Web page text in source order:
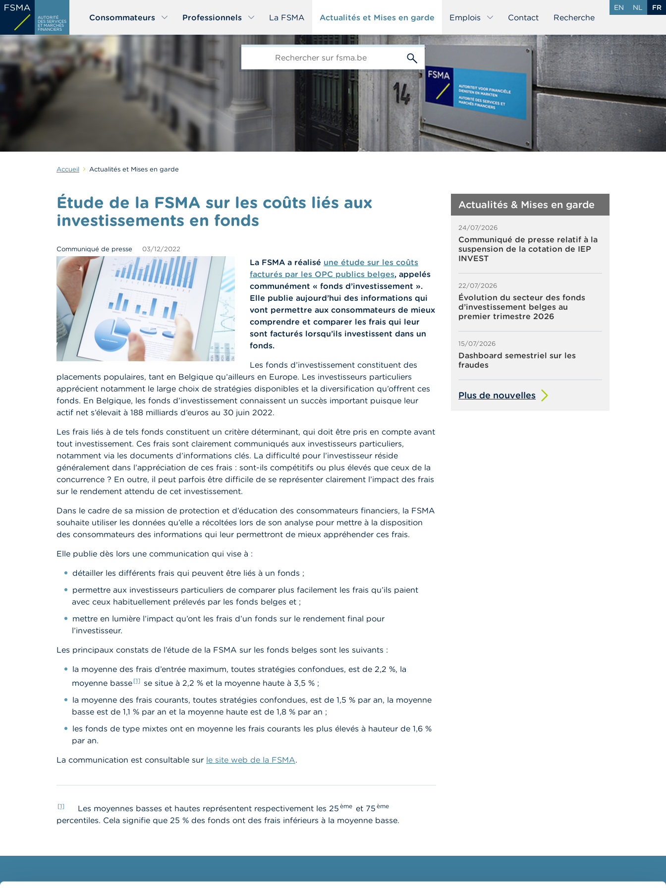
Aller
contenu
principal
AUTORITÉ
DES SERVICES
ET MARCHÉS
FINANCIERS
Consommateurs Professionnels La FSMA Actualités et Mises en garde Emplois Contact Recherche
EN NL FR
Accueil Actualités et Mises en garde
Étude de la FSMA sur les coûts liés aux
investissements en fonds
Communiqué de presse 03/12/2022
La FSMA a réalisé une étude sur les coûts
facturés par les OPC publics belges, appelés
communément « fonds d’investissement ».
Elle publie aujourd’hui des informations qui
vont permettre aux consommateurs de mieux
comprendre et comparer les frais qui leur
sont facturés lorsqu’ils investissent dans un
fonds.
Les fonds d’investissement constituent des
placements populaires, tant en Belgique qu’ailleurs en Europe. Les investisseurs particuliers
apprécient notamment le large choix de stratégies disponibles et la diversification qu’offrent ces
fonds. En Belgique, les fonds d’investissement connaissent un succès important puisque leur
actif net s’élevait à 188 milliards d’euros au 30 juin 2022.
Les frais liés à de tels fonds constituent un critère déterminant, qui doit être pris en compte avant
tout investissement. Ces frais sont clairement communiqués aux investisseurs particuliers,
notamment via les documents d’informations clés. La difficulté pour l’investisseur réside
généralement dans l’appréciation de ces frais : sont-ils compétitifs ou plus élevés que ceux de la
concurrence ? En outre, il peut parfois être difficile de se représenter clairement l’impact des frais
sur le rendement attendu de cet investissement.
Dans le cadre de sa mission de protection et d’éducation des consommateurs financiers, la FSMA
souhaite utiliser les données qu’elle a récoltées lors de son analyse pour mettre à la disposition
des consommateurs des informations qui leur permettront de mieux appréhender ces frais.
Elle publie dès lors une communication qui vise à :
détailler les différents frais qui peuvent être liés à un fonds ;
permettre aux investisseurs particuliers de comparer plus facilement les frais qu’ils paient
avec ceux habituellement prélevés par les fonds belges et ;
mettre en lumière l’impact qu’ont les frais d’un fonds sur le rendement final pour
l’investisseur.
Les principaux constats de l’étude de la FSMA sur les fonds belges sont les suivants :
la moyenne des frais d’entrée maximum, toutes stratégies confondues, est de 2,2 %, la
moyenne basse [1] se situe à 2,2 % et la moyenne haute à 3,5 % ;
la moyenne des frais courants, toutes stratégies confondues, est de 1,5 % par an, la moyenne
basse est de 1,1 % par an et la moyenne haute est de 1,8 % par an ;
les fonds de type mixtes ont en moyenne les frais courants les plus élevés à hauteur de 1,6 %
par an.
La communication est consultable sur le site web de la FSMA.
[1] Les moyennes basses et hautes représentent respectivement les 25 ème et 75 ème
percentiles. Cela signifie que 25 % des fonds ont des frais inférieurs à la moyenne basse.
Actualités & Mises en garde
24/07/2026
Communiqué de presse relatif à la
suspension de la cotation de IEP
INVEST
22/07/2026
Évolution du secteur des fonds
d’investissement belges au
premier trimestre 2026
15/07/2026
Dashboard semestriel sur les
fraudes
Plus de nouvelles